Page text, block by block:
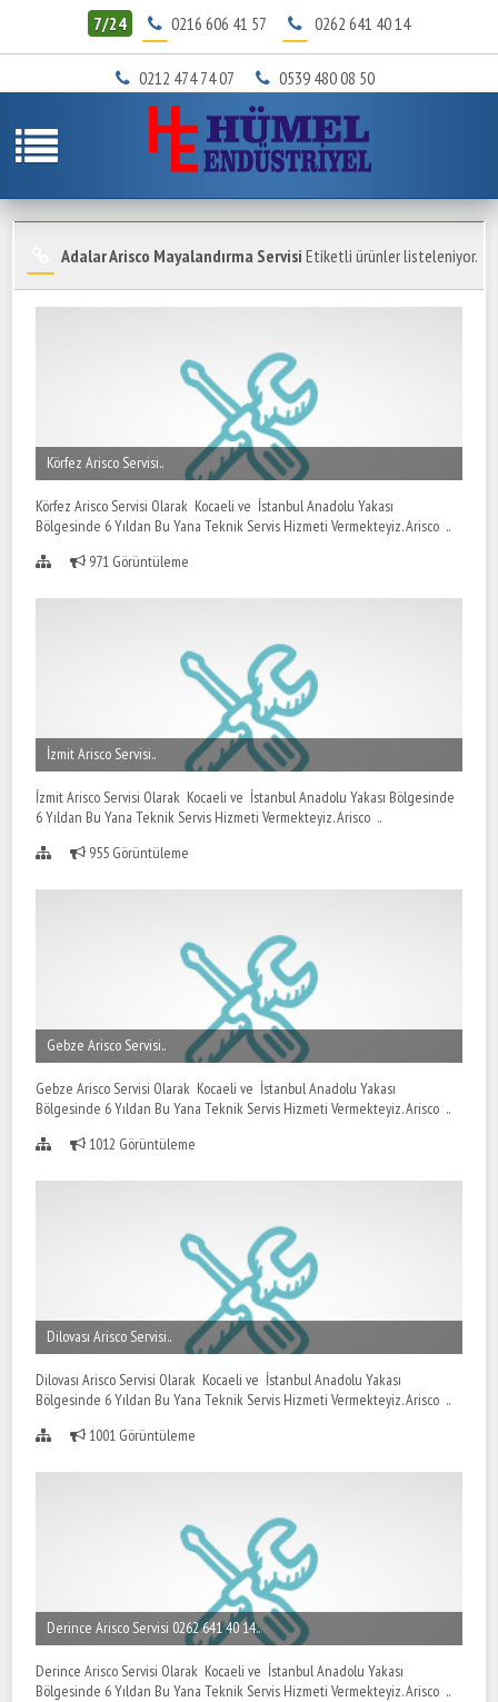
7/24 0216 606 41 57 0262 641 40 14
0212 474 74 07 0539 480 08 50
Adalar Arisco Mayalandırma Servisi Etiketli ürünler listeleniyor.
Körfez Arisco Servisi..
Körfez Arisco Servisi Olarak Kocaeli ve İstanbul Anadolu Yakası
Bölgesinde 6 Yıldan Bu Yana Teknik Servis Hizmeti Vermekteyiz. Arisco ..
971 Görüntüleme
İzmit Arisco Servisi..
İzmit Arisco Servisi Olarak Kocaeli ve İstanbul Anadolu Yakası Bölgesinde
6 Yıldan Bu Yana Teknik Servis Hizmeti Vermekteyiz. Arisco ..
955 Görüntüleme
Gebze Arisco Servisi..
Gebze Arisco Servisi Olarak Kocaeli ve İstanbul Anadolu Yakası
Bölgesinde 6 Yıldan Bu Yana Teknik Servis Hizmeti Vermekteyiz. Arisco ..
1012 Görüntüleme
Dilovası Arisco Servisi..
Dilovası Arisco Servisi Olarak Kocaeli ve İstanbul Anadolu Yakası
Bölgesinde 6 Yıldan Bu Yana Teknik Servis Hizmeti Vermekteyiz. Arisco ..
1001 Görüntüleme
Derince Arisco Servisi 0262 641 40 14..
Derince Arisco Servisi Olarak Kocaeli ve İstanbul Anadolu Yakası
Bölgesinde 6 Yıldan Bu Yana Teknik Servis Hizmeti Vermekteyiz. Arisco ..